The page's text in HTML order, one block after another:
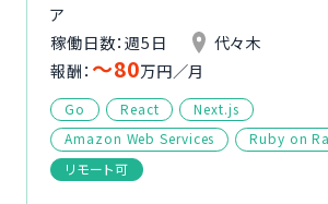
ご利用者様の声
ご利用の流れ
コーディネーター紹介
ア
稼働日数：週5日
代々木
報酬： 〜80万円／月
Go React
Next.js
Amazon Web Services
Ruby on
リモート可